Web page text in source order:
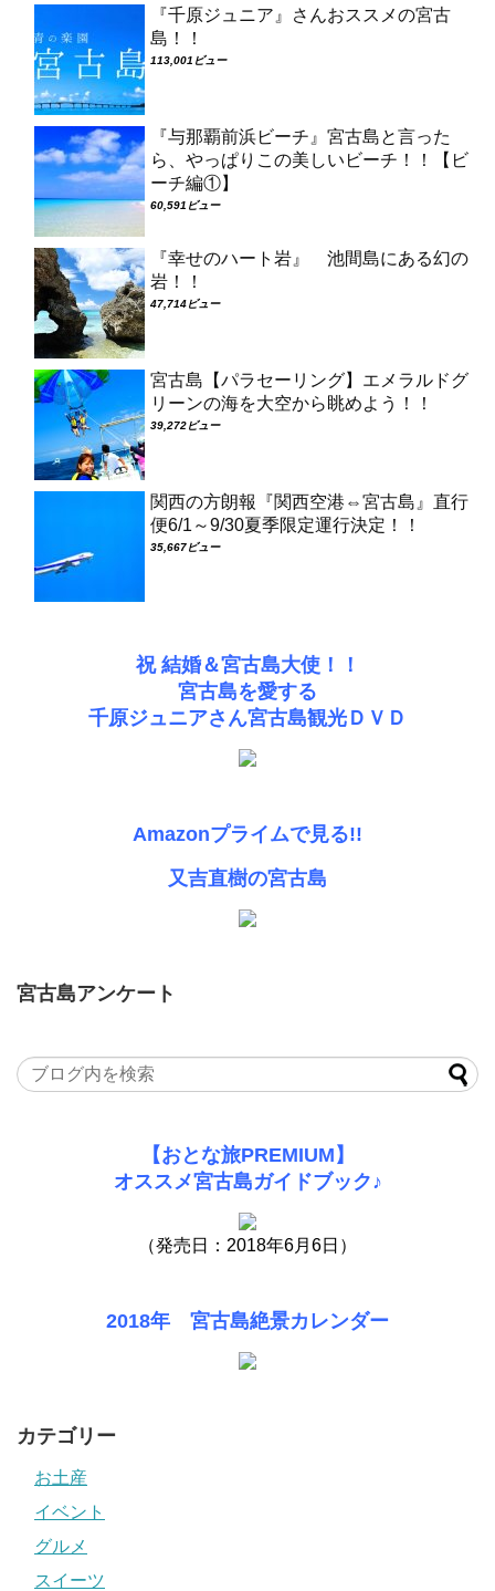
『千原ジュニア』さんおススメの宮古
島！！
113,001ビュー
『与那覇前浜ビーチ』宮古島と言った
ら、やっぱりこの美しいビーチ！！【ビ
ーチ編①】
60,591ビュー
『幸せのハート岩』 池間島にある幻の
岩！！
47,714ビュー
宮古島【パラセーリング】エメラルドグ
リーンの海を大空から眺めよう！！
39,272ビュー
関西の方朗報『関西空港⇔宮古島』直行
便6/1～9/30夏季限定運行決定！！
35,667ビュー
祝 結婚＆宮古島大使！！
宮古島を愛する
千原ジュニアさん宮古島観光ＤＶＤ
Amazonプライムで見る!!
又吉直樹の宮古島
宮古島アンケート
【おとな旅PREMIUM】
オススメ宮古島ガイドブック♪
（発売日：2018年6月6日）
2018年 宮古島絶景カレンダー
カテゴリー
お土産
イベント
グルメ
スイーツ